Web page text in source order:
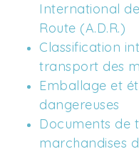
International
Route (A.D.R.)
Classification
transport des
Emballage et
dangereuses
Documents de
marchandises